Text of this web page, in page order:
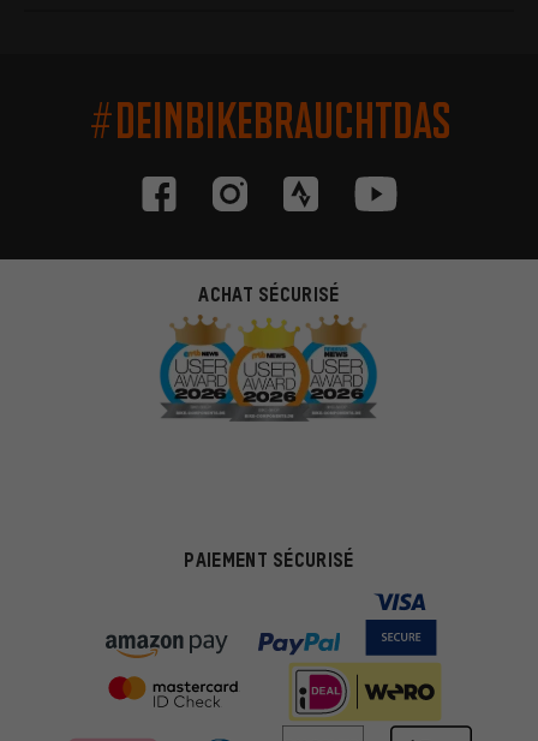
#DEINBIKEBRAUCHTDAS
ACHAT SÉCURISÉ
PAIEMENT SÉCURISÉ